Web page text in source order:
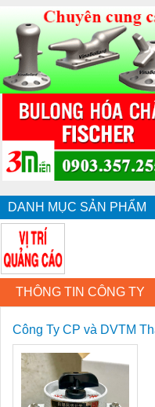
DANH MỤC SẢN PHẨM
THÔNG TIN CÔNG TY
Công Ty CP và DVTM